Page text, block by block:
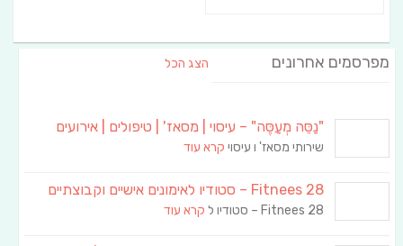
מפרסמים אחרונים הצג הכל
"נַסֵּה מְעַסֶּה" – עיסוי | מסאז' | טיפולים | אירועים
שירותי מסאז' ו עיסוי קרא עוד
Fitnees 28 – סטודיו לאימונים אישיים וקבוצתיים
Fitnees 28 – סטודיו ל קרא עוד